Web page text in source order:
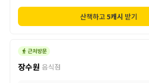
산책하고5캐시 받기
장수원 음식점